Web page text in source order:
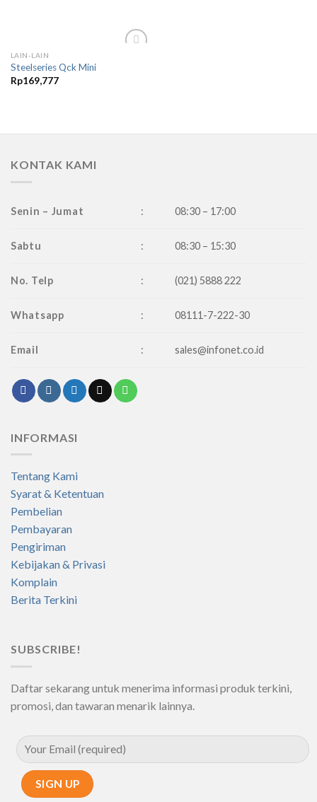
LAIN-LAIN
Steelseries Qck Mini
Rp169,777
KONTAK KAMI
Senin – Jumat : 08:30 – 17:00
Sabtu : 08:30 – 15:30
No. Telp : (021) 5888 222
Whatsapp : 08111-7-222-30
Email : sales@infonet.co.id
INFORMASI
Tentang Kami
Syarat & Ketentuan
Pembelian
Pembayaran
Pengiriman
Kebijakan & Privasi
Komplain
Berita Terkini
SUBSCRIBE!
Daftar sekarang untuk menerima informasi produk terkini,
promosi, dan tawaran menarik lainnya.